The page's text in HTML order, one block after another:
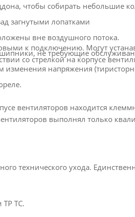
чтобы собирать небольшие
загнутыми лопатками
вне воздушного потока.
не требующие
изменения напряжения
к подключению. Могут
со стрелкой на корпусе
вентиляторов находится
выполнял только
технического ухода.
ТР ТС.